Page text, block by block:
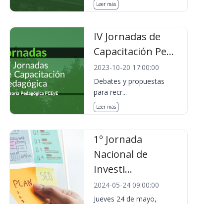
Leer más
IV Jornadas de
Capacitación Pe...
2023-10-20 17:00:00
Debates y propuestas
para recr...
Leer más
1º Jornada
Nacional de
Investi...
2024-05-24 09:00:00
Jueves 24 de mayo,